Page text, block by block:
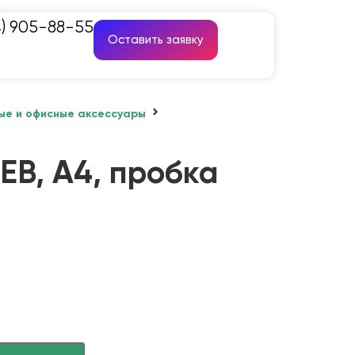
905-88-55
Оставить заявку
и офисные аксессуары
A4, пробка